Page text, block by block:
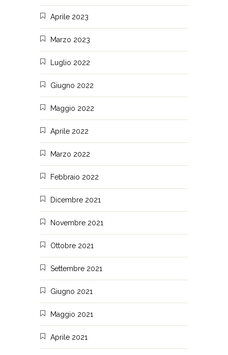
Aprile 2023
Marzo 2023
Luglio 2022
Giugno 2022
Maggio 2022
Aprile 2022
Marzo 2022
Febbraio 2022
Dicembre 2021
Novembre 2021
Ottobre 2021
Settembre 2021
Giugno 2021
Maggio 2021
Aprile 2021